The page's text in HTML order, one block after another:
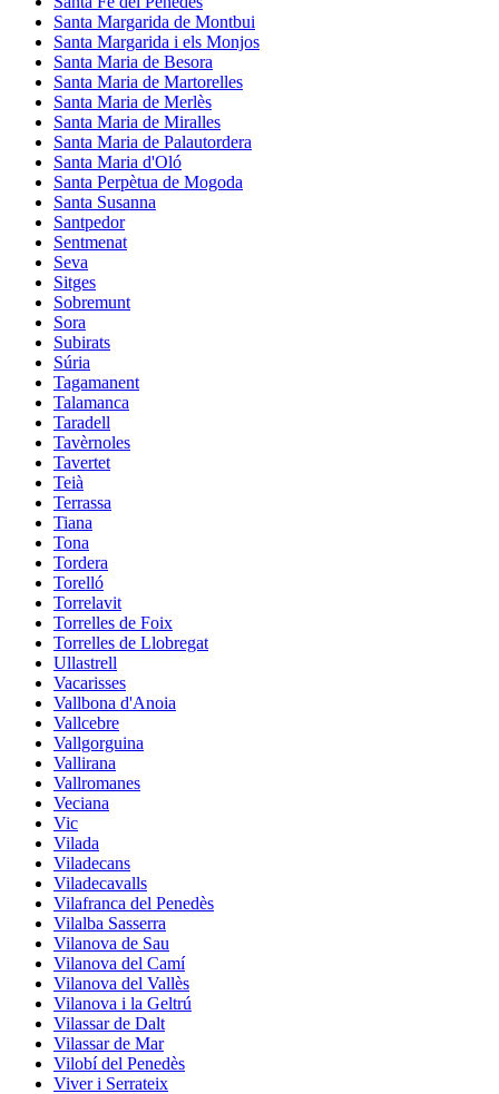
Santa Margarida de Montbui
Santa Margarida i els Monjos
Santa Maria de Besora
Santa Maria de Martorelles
Santa Maria de Merlès
Santa Maria de Miralles
Santa Maria de Palautordera
Santa Maria d'Oló
Santa Perpètua de Mogoda
Santa Susanna
Santpedor
Sentmenat
Seva
Sitges
Sobremunt
Sora
Subirats
Súria
Tagamanent
Talamanca
Taradell
Tavèrnoles
Tavertet
Teià
Terrassa
Tiana
Tona
Tordera
Torelló
Torrelavit
Torrelles de Foix
Torrelles de Llobregat
Ullastrell
Vacarisses
Vallbona d'Anoia
Vallcebre
Vallgorguina
Vallirana
Vallromanes
Veciana
Vic
Vilada
Viladecans
Viladecavalls
Vilafranca del Penedès
Vilalba Sasserra
Vilanova de Sau
Vilanova del Camí
Vilanova del Vallès
Vilanova i la Geltrú
Vilassar de Dalt
Vilassar de Mar
Vilobí del Penedès
Viver i Serrateix